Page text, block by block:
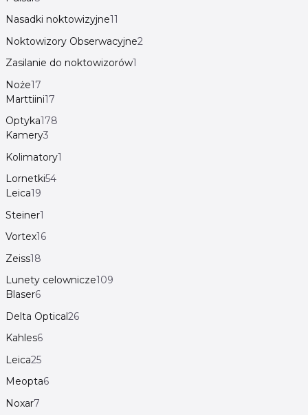
Nasadki noktowizyjne11
Noktowizory Obserwacyjne2
Zasilanie do noktowizorów1
Noże17
Marttiini17
Optyka178
Kamery3
Kolimatory1
Lornetki54
Leica19
Steiner1
Vortex16
Zeiss18
Lunety celownicze109
Blaser6
Delta Optical26
Kahles6
Leica25
Meopta6
Noxar7